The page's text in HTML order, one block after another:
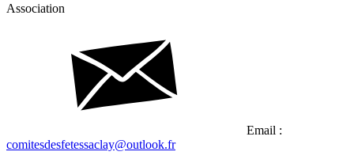
Association
Email :
comitesdesfetessaclay@outlook.fr